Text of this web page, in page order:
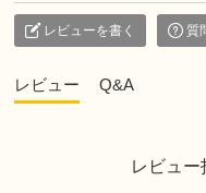
レビューを書く 質
レビュー Q&A
レビュー